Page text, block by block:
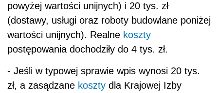
powyżej wartości unijnych) i 20 tys. zł
(dostawy, usługi oraz roboty budowlane poniżej
wartości unijnych). Realne koszty
postępowania dochodziły do 4 tys. zł.
- Jeśli w typowej sprawie wpis wynosi 20 tys.
zł, a zasądzane koszty dla Krajowej Izby